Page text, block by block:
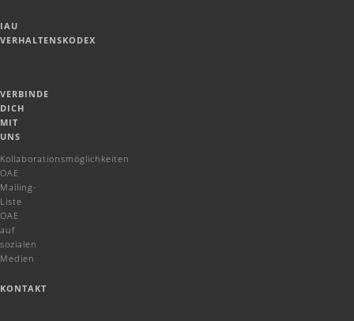
IAU
VERHALTENSKODEX
VERBINDE
DICH
MIT
UNS
Kollaborationsmöglichkeiten
OAE
Mailing-
Liste
OAE
auf
sozialen
Medien
KONTAKT